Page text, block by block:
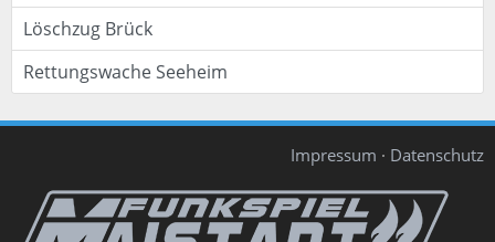
Löschzug Brück
Rettungswache Seeheim
Impressum · Datenschutz